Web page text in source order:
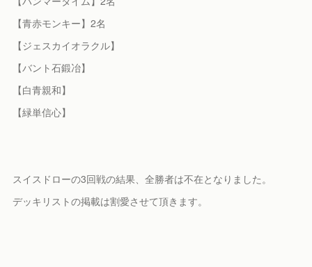
【青赤モンキー】2名
【ジェスカイオラクル】
【バント石鍛冶】
【白青親和】
【緑単信心】
スイスドローの3回戦の結果、全勝者は不在となりました。
デッキリストの掲載は割愛させて頂きます。